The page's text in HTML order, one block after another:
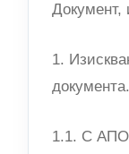
Документ,
1.
документа.
1.1. С